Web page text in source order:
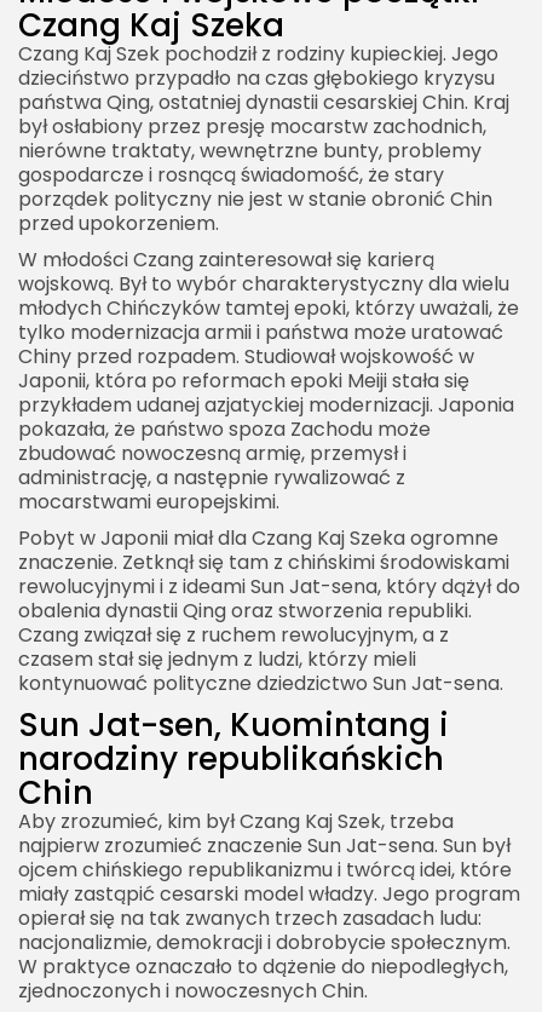
Czang Kaj Szeka
Czang Kaj Szek pochodził z rodziny kupieckiej. Jego
dzieciństwo przypadło na czas głębokiego kryzysu
państwa Qing, ostatniej dynastii cesarskiej Chin. Kraj
był osłabiony przez presję mocarstw zachodnich,
nierówne traktaty, wewnętrzne bunty, problemy
gospodarcze i rosnącą świadomość, że stary
porządek polityczny nie jest w stanie obronić Chin
przed upokorzeniem.
W młodości Czang zainteresował się karierą
wojskową. Był to wybór charakterystyczny dla wielu
młodych Chińczyków tamtej epoki, którzy uważali, że
tylko modernizacja armii i państwa może uratować
Chiny przed rozpadem. Studiował wojskowość w
Japonii, która po reformach epoki Meiji stała się
przykładem udanej azjatyckiej modernizacji. Japonia
pokazała, że państwo spoza Zachodu może
zbudować nowoczesną armię, przemysł i
administrację, a następnie rywalizować z
mocarstwami europejskimi.
Pobyt w Japonii miał dla Czang Kaj Szeka ogromne
znaczenie. Zetknął się tam z chińskimi środowiskami
rewolucyjnymi i z ideami Sun Jat-sena, który dążył do
obalenia dynastii Qing oraz stworzenia republiki.
Czang związał się z ruchem rewolucyjnym, a z
czasem stał się jednym z ludzi, którzy mieli
kontynuować polityczne dziedzictwo Sun Jat-sena.
Sun Jat-sen, Kuomintang i
narodziny republikańskich
Chin
Aby zrozumieć, kim był Czang Kaj Szek, trzeba
najpierw zrozumieć znaczenie Sun Jat-sena. Sun był
ojcem chińskiego republikanizmu i twórcą idei, które
miały zastąpić cesarski model władzy. Jego program
opierał się na tak zwanych trzech zasadach ludu:
nacjonalizmie, demokracji i dobrobycie społecznym.
W praktyce oznaczało to dążenie do niepodległych,
zjednoczonych i nowoczesnych Chin.